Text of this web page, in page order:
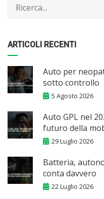
ARTICOLI RECENTI
Auto per
sotto controllo
5 Agosto 2026
Auto GPL nel
futuro della
29 Luglio 2026
Batteria,
conta davvero
22 Luglio 2026